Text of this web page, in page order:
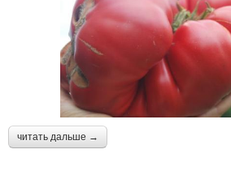
читать дальше →